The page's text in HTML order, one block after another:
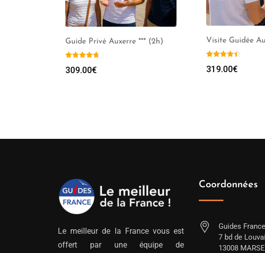
Guide Privé Auxerre *** (2h)
309.00€
Visite Guidée
319.00€
Le meilleur de la France vous est
offert par une équipe de
Coordonnées
Guides France
7 bd de
13008